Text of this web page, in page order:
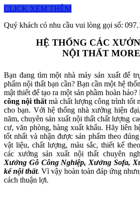
CLICK XEM THÊM
Quý khách có nhu cầu vui lòng gọi số:
HỆ THỐNG CÁC
NỘI THẤT
Bạn đang tìm một nhà máy sản xuất để
phẩm nội thất bạn cần? Bạn cần một hệ
mật thiết để tạo ra một sản phầm hoàn
công nội thất mà chất lượng công trình tốt
cho bạn. Với hệ thống nhà xưởng hiện
năm, chuyên sản xuất nội thất chất lượng
cư, văn phòng, hàng xuất khẩu. Hãy liên
tốt nhất và nhận được sản phẩm theo
vật liệu, chất lượng, màu sắc, thiết kế
các xưởng sản xuất nội thất chuyên
Xưởng Gỗ Công Nghiệp, Xưởng Sofa,
kế nội thất. Vì vậy hoàn toàn đáp ứng
cách thuận lợi.